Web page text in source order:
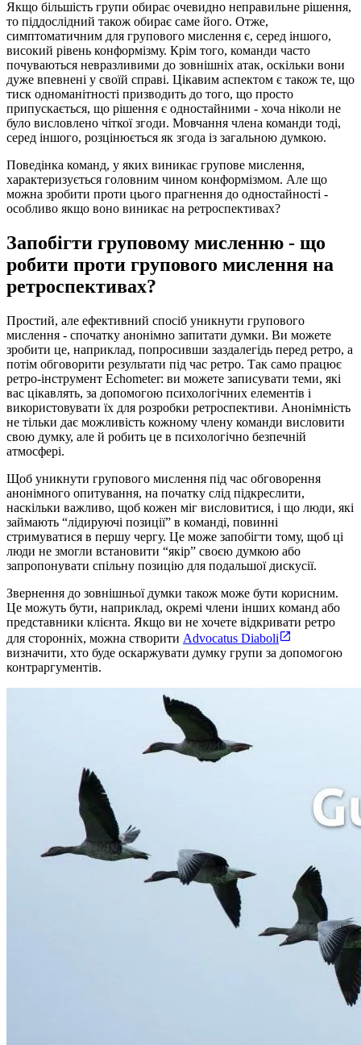
Якщо більшість групи обирає очевидно неправильне рішення,
то піддослідний також обирає саме його. Отже,
симптоматичним для групового мислення є, серед іншого,
високий рівень конформізму. Крім того, команди часто
почуваються невразливими до зовнішніх атак, оскільки вони
дуже впевнені у своїй справі. Цікавим аспектом є також те, що
тиск одноманітності призводить до того, що просто
припускається, що рішення є одностайними - хоча ніколи не
було висловлено чіткої згоди. Мовчання члена команди тоді,
серед іншого, розцінюється як згода із загальною думкою.
Поведінка команд, у яких виникає групове мислення,
характеризується головним чином конформізмом. Але що
можна зробити проти цього прагнення до одностайності -
особливо якщо воно виникає на ретроспективах?
Запобігти груповому мисленню - що
робити проти групового мислення на
ретроспективах?
Простий, але ефективний спосіб уникнути групового
мислення - спочатку анонімно запитати думки. Ви можете
зробити це, наприклад, попросивши заздалегідь перед ретро, а
потім обговорити результати під час ретро. Так само працює
ретро-інструмент Echometer: ви можете записувати теми, які
вас цікавлять, за допомогою психологічних елементів і
використовувати їх для розробки ретроспективи. Анонімність
не тільки дає можливість кожному члену команди висловити
свою думку, але й робить це в психологічно безпечній
атмосфері.
Щоб уникнути групового мислення під час обговорення
анонімного опитування, на початку слід підкреслити,
наскільки важливо, щоб кожен міг висловитися, і що люди, які
займають “лідируючі позиції” в команді, повинні
стримуватися в першу чергу. Це може запобігти тому, щоб ці
люди не змогли встановити “якір” своєю думкою або
запропонувати спільну позицію для подальшої дискусії.
Звернення до зовнішньої думки також може бути корисним.
Це можуть бути, наприклад, окремі члени інших команд або
представники клієнта. Якщо ви не хочете відкривати ретро
для сторонніх, можна створити Advocatus Diaboli
визначити, хто буде оскаржувати думку групи за допомогою
контраргументів.